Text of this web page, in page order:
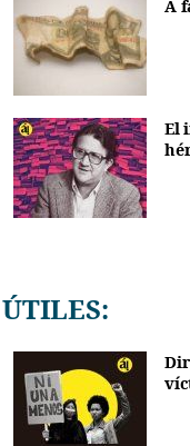
A
El
ÚTILES: